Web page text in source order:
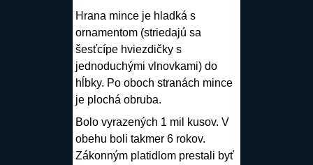
Hrana mince je hladká s
ornamentom (striedajú sa
šesťcípe hviezdičky s
jednoduchými vlnovkami) do
hĺbky. Po oboch stranách mince
je plochá obruba.
Bolo vyrazených 1 mil kusov. V
obehu boli takmer 6 rokov.
Zákonným platidlom prestali byť